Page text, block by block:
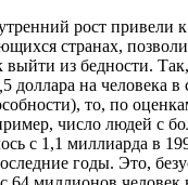
рост привели
странах,
из бедности. Так,
5 доллара на человека
то, по
число людей с
с 1,1 миллиарда в
годы. Это,